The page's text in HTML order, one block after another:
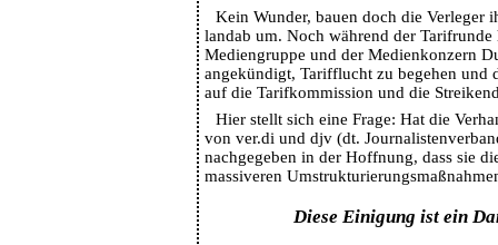
Kein Wunder, bauen doch die Verleger
landab um. Noch während der Tarifrunde
Mediengruppe und der Medienkonzern
angekündigt, Tarifflucht zu begehen und
auf die Tarifkommission und die
Hier stellt sich eine Frage: Hat die
von ver.di und djv (dt.
nachgegeben in der Hoffnung, dass sie
massiveren
Diese Einigung ist ein